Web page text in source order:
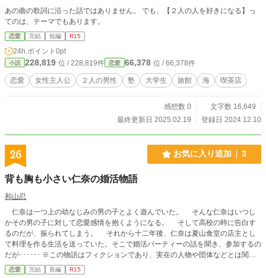
あの曲の歌詞に沿った話ではありません。 でも、【２人の人を好きになる】っ
てのは、テーマでもあります。
恋愛 完結 短編 R15
24h.ポイント 0pt
小説 228,819 位 / 228,819件 恋愛 66,378 位 / 66,378件
恋愛 女性主人公 ２人の男性 塾 大学生 旅館 海 喫茶店
感想数 0
文字数 16,649
最終更新日 2025.02.19
登録日 2024.12.10
26 お気に入り追加 3
背も胸も小さい仁奈の婚活物語
和山忍
仁奈は一つ上の幼なじみの男の子とよく遊んでいた。 そんな仁奈はいつし
かその男の子に対して恋愛感情を抱くようになる。 そして高校の時に告白す
るのだが、振られてしまう。 それから十二年後、仁奈は夏山食堂の店主とし
て料理を作る生活を送っていた。そこで婚活パーティーの話を聞き、参加するの
だが･･････ ※この物語はフィクションであり、実在の人物や団体などとは関係
ありません。
恋愛 完結 長編 R15